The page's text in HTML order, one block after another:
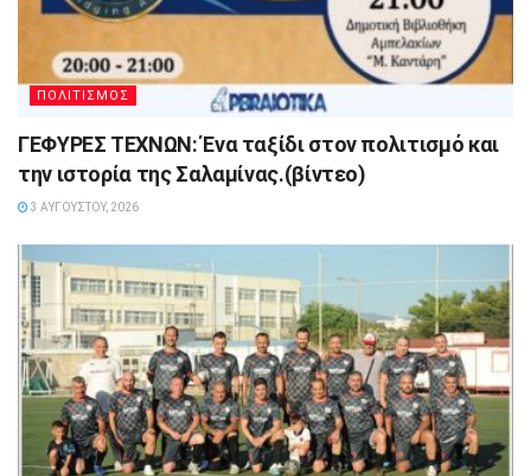
ΠΟΛΙΤΙΣΜΟΣ
ΓΕΦΥΡΕΣ ΤΕΧΝΩΝ: Ένα ταξίδι στον πολιτισμό και
την ιστορία της Σαλαμίνας.(βίντεο)
3 ΑΥΓΟΎΣΤΟΥ, 2026